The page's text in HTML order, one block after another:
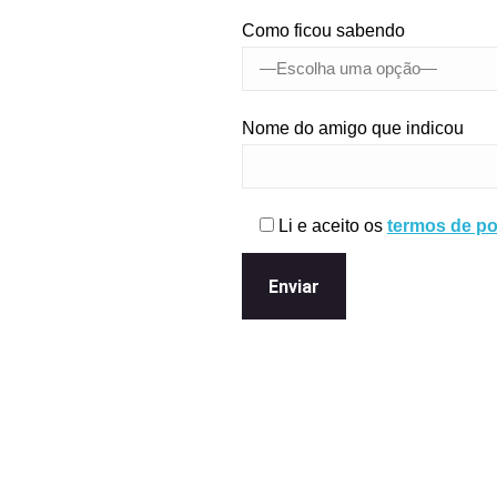
Como ficou sabendo
Nome do amigo que indicou
Li e aceito os termos de